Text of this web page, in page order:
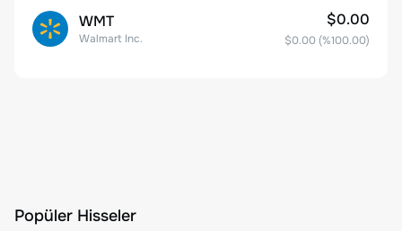
WMT
Walmart Inc.
$0.00
$0.00 (%100.00)
Popüler Hisseler